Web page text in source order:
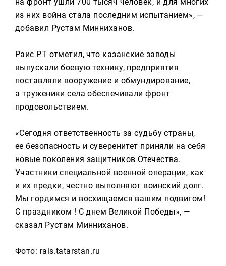
из них война стала последним испытанием», —
добавил Рустам Минниханов.
Раис РТ отметил, что казанские заводы
выпускали боевую технику, предприятия
поставляли вооружение и обмундирование,
а труженики села обеспечивали фронт
продовольствием.
«Сегодня ответственность за судьбу страны,
ее безопасность и суверенитет приняли на себя
новые поколения защитников Отечества.
Участники специальной военной операции, как
и их предки, честно выполняют воинский долг.
Мы гордимся и восхищаемся вашим подвигом!
С праздником ! С днем Великой Победы», —
сказал Рустам Минниханов.
Фото: rais.tatarstan.ru